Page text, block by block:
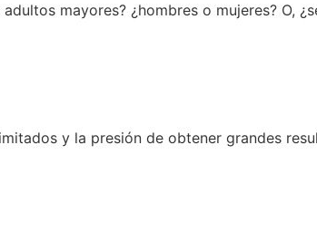
mayores? ¿hombres o mujeres? O,
y la presión de obtener grandes